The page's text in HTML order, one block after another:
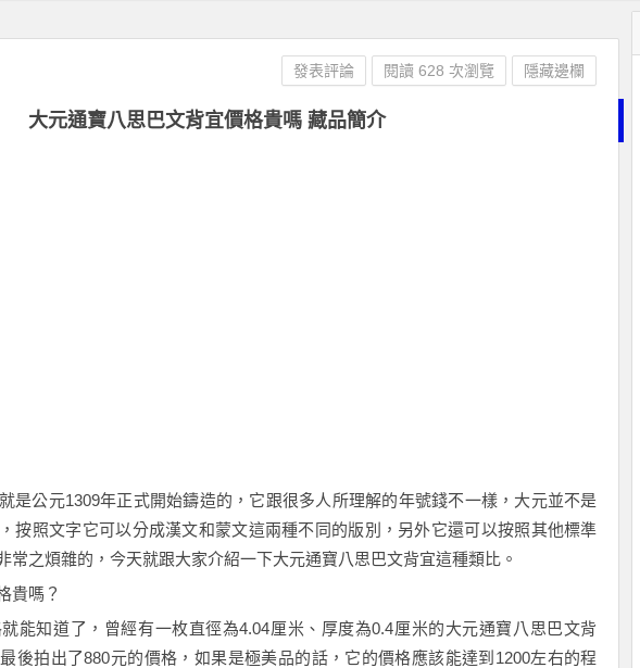
大元通寶八思巴文背宜價格貴嗎 藏品簡介
是公元1309年正式開始鑄造的， 它跟很多人所理解的年號錢不一樣，大元並不是
按照文字它可以分成漢文和蒙文這兩種不同的版別 ， 另外它還可以按照其他標準
常之煩雜的，今天就跟大家介紹一下大元通寶八思巴文背宜這種類比。
貴嗎？
能知道了，曾經有一枚直徑為4.04厘米 、 厚度為0.4厘米的大元通寶八思巴文背
最後拍出了880元的價格，如果是極美品的話，它的價格應該能達到 1200左右的程
發表評論 閱讀 628 次瀏覽 隱藏邊欄